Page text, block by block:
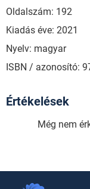
Oldalszám: 192
Kiadás éve: 2021
Nyelv: magyar
ISBN / azonosító:
Értékelések
Még nem